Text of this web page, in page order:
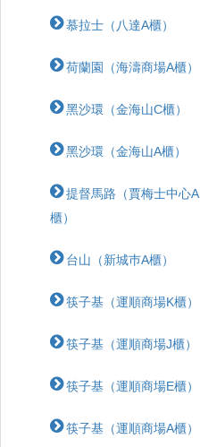
慕拉士（八達A櫃）
荷蘭園（海濤商場A櫃）
黑沙環（金海山C櫃）
黑沙環（金海山A櫃）
提督馬路（賈梅士中心A
櫃）
台山（新城巿A櫃）
筷子基（運順商場K櫃）
筷子基（運順商場J櫃）
筷子基（運順商場E櫃）
筷子基（運順商場A櫃）